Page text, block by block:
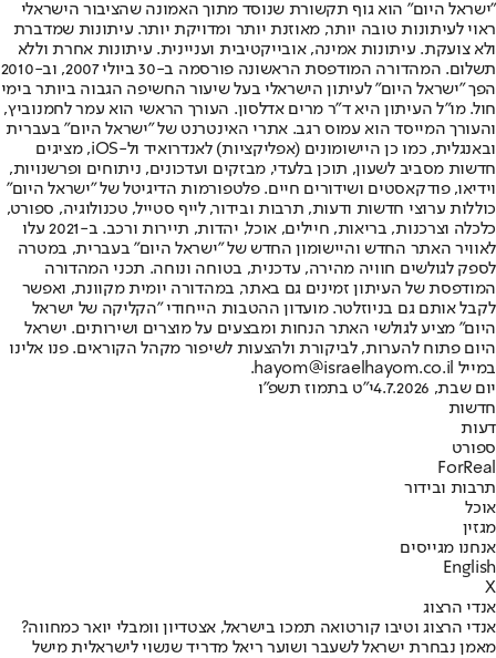
"ישראל היום" הוא גוף תקשורת שנוסד מתוך האמונה שהציבור הישראלי
ראוי לעיתונות טובה יותר, מאוזנת יותר ומדויקת יותר. עיתונות שמדברת
ולא צועקת. עיתונות אמינה, אובייקטיבית ועניינית. עיתונות אחרת וללא
תשלום. המהדורה המודפסת הראשונה פורסמה ב-30 ביולי 2007, וב-2010
הפך "ישראל היום" לעיתון הישראלי בעל שיעור החשיפה הגבוה ביותר בימי
חול. מו"ל העיתון היא ד"ר מרים אדלסון. העורך הראשי הוא עמר לחמנוביץ,
והעורך המייסד הוא עמוס רגב. אתרי האינטרנט של "ישראל היום" בעברית
ובאנגלית, כמו כן היישומונים (אפליקציות) לאנדרואיד ול-iOS, מציגים
חדשות מסביב לשעון, תוכן בלעדי, מבזקים ועדכונים, ניתוחים ופרשנויות,
וידיאו, פודקאסטים ושידורים חיים. פלטפורמות הדיגיטל של "ישראל היום"
כוללות ערוצי חדשות ודעות, תרבות ובידור, לייף סטייל, טכנולוגיה, ספורט,
כלכלה וצרכנות, בריאות, חיילים, אוכל, יהדות, תיירות ורכב. ב-2021 עלו
לאוויר האתר החדש והיישומון החדש של "ישראל היום" בעברית, במטרה
לספק לגולשים חוויה מהירה, עדכנית, בטוחה ונוחה. תכני המהדורה
המודפסת של העיתון זמינים גם באתר, במהדורה יומית מקוונת, ואפשר
לקבל אותם גם בניוזלטר. מועדון ההטבות הייחודי "הקליקה של ישראל
היום" מציע לגולשי האתר הנחות ומבצעים על מוצרים ושירותים. ישראל
היום פתוח להערות, לביקורת ולהצעות לשיפור מקהל הקוראים. פנו אלינו
במייל hayom@israelhayom.co.il.
יום שבת, 4.7.2026
י"ט בתמוז תשפ"ו
חדשות
דעות
ספורט
ForReal
תרבות ובידור
אוכל
מגזין
אנחנו מגייסים
English
X
אנדי הרצוג
אנדי הרצוג וטיבו קורטואה תמכו בישראל, אצטדיון וומבלי יואר כמחווה?
מאמן נבחרת ישראל לשעבר ושוער ריאל מדריד שנשוי לישראלית מישל